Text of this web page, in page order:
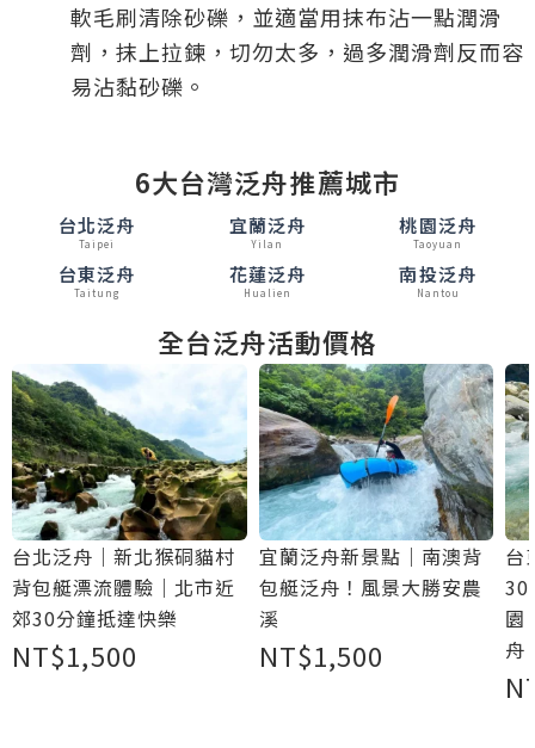
軟毛刷清除砂礫，並適當用抹布沾一點潤滑
劑，抹上拉鍊，切勿太多，過多潤滑劑反而容
易沾黏砂礫。
6大台灣泛舟推薦城市
台北泛舟
Taipei
宜蘭泛舟
Yilan
桃園泛舟
Taoyuan
台東泛舟
Taitung
花蓮泛舟
Hualien
南投泛舟
Nantou
全台泛舟活動價格
台北泛舟｜新北猴硐貓村
背包艇漂流體驗｜北市近
郊30分鐘抵達快樂
NT$1,500
宜蘭泛舟新景點｜南澳背
包艇泛舟！風景大勝安農
溪
NT$1,500
台
30
園
舟